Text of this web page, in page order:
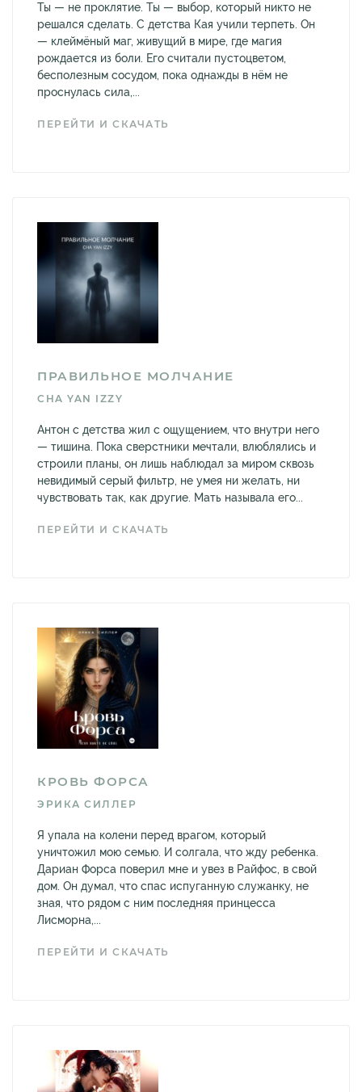
Ты — не проклятие. Ты — выбор, который никто не
решался сделать. С детства Кая учили терпеть. Он
— клеймёный маг, живущий в мире, где магия
рождается из боли. Его считали пустоцветом,
бесполезным сосудом, пока однажды в нём не
проснулась сила,...
ПЕРЕЙТИ И СКАЧАТЬ
ПРАВИЛЬНОЕ МОЛЧАНИЕ
CHA YAN IZZY
Антон с детства жил с ощущением, что внутри него
— тишина. Пока сверстники мечтали, влюблялись и
строили планы, он лишь наблюдал за миром сквозь
невидимый серый фильтр, не умея ни желать, ни
чувствовать так, как другие. Мать называла его...
ПЕРЕЙТИ И СКАЧАТЬ
КРОВЬ ФОРСА
ЭРИКА СИЛЛЕР
Я упала на колени перед врагом, который
уничтожил мою семью. И солгала, что жду ребенка.
Дариан Форса поверил мне и увез в Райфос, в свой
дом. Он думал, что спас испуганную служанку, не
зная, что рядом с ним последняя принцесса
Лисморна,...
ПЕРЕЙТИ И СКАЧАТЬ